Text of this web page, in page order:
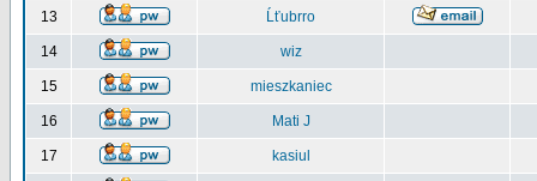
13 Ĺťubrro
14 wiz
15 mieszkaniec
16 Mati J
17 kasiul